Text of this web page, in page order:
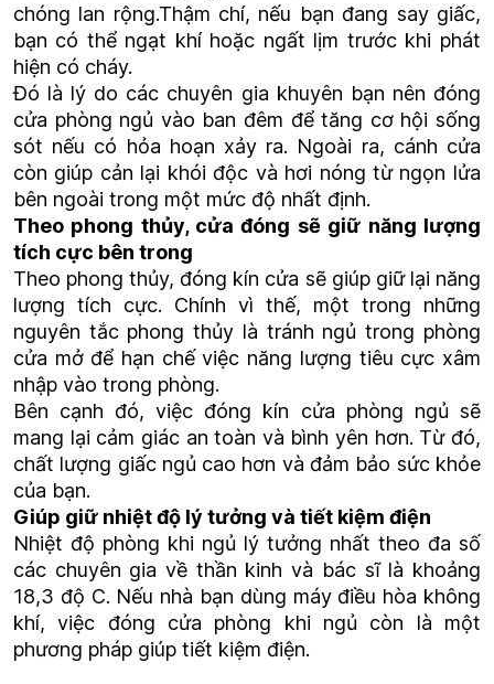
chóng lan rộng.Thậm chí, nếu bạn đang say giấc,
bạn có thể ngạt khí hoặc ngất lịm trước khi phát
hiện có cháy.
Đó là lý do các chuyên gia khuyên bạn nên đóng
cửa phòng ngủ vào ban đêm để tăng cơ hội sống
sót nếu có hỏa hoạn xảy ra. Ngoài ra, cánh cửa
còn giúp cản lại khói độc và hơi nóng từ ngọn lửa
bên ngoài trong một mức độ nhất định.
Theo phong thủy, cửa đóng sẽ giữ năng lượng
tích cực bên trong
Theo phong thủy, đóng kín cửa sẽ giúp giữ lại năng
lượng tích cực. Chính vì thế, một trong những
nguyên tắc phong thủy là tránh ngủ trong phòng
cửa mở để hạn chế việc năng lượng tiêu cực xâm
nhập vào trong phòng.
Bên cạnh đó, việc đóng kín cửa phòng ngủ sẽ
mang lại cảm giác an toàn và bình yên hơn. Từ đó,
chất lượng giấc ngủ cao hơn và đảm bảo sức khỏe
của bạn.
Giúp giữ nhiệt độ lý tưởng và tiết kiệm điện
Nhiệt độ phòng khi ngủ lý tưởng nhất theo đa số
các chuyên gia về thần kinh và bác sĩ là khoảng
18,3 độ C. Nếu nhà bạn dùng máy điều hòa không
khí, việc đóng cửa phòng khi ngủ còn là một
phương pháp giúp tiết kiệm điện.